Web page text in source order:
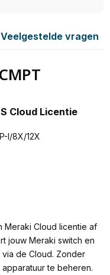
Veelgestelde vragen
Cloud Licentie
I/8X/12X
Cloud licentie af
jouw Meraki switch en
de Cloud. Zonder
te beheren.